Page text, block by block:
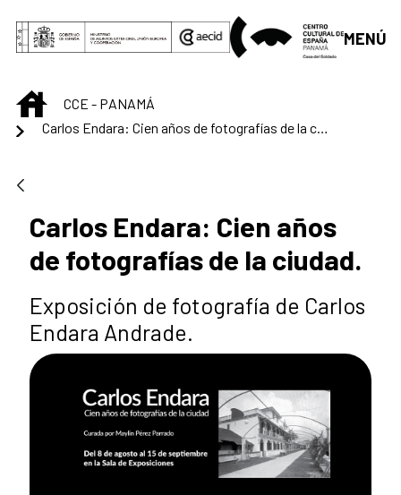
Saltar al contenido principal
MENÚ
INICIOCCE - PANAMÁ
Carlos Endara: Cien años de fotografías de la ciudad.
Carlos Endara: Cien años
de fotografías de la ciudad.
Exposición de fotografía de Carlos
Endara Andrade.